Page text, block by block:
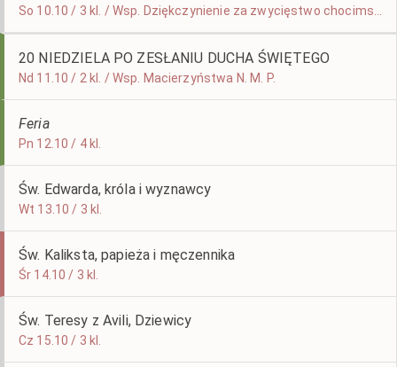
20 NIEDZIELA PO ZESŁANIU DUCHA ŚWIĘTEGO
Nd 11.10 / 2 kl. / Wsp. Macierzyństwa N. M. P.
Feria
Pn 12.10 / 4 kl.
Św. Edwarda, króla i wyznawcy
Wt 13.10 / 3 kl.
Św. Kaliksta, papieża i męczennika
Śr 14.10 / 3 kl.
Św. Teresy z Avili, Dziewicy
Cz 15.10 / 3 kl.